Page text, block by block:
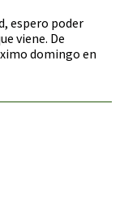
espero poder
viene. De
domingo en